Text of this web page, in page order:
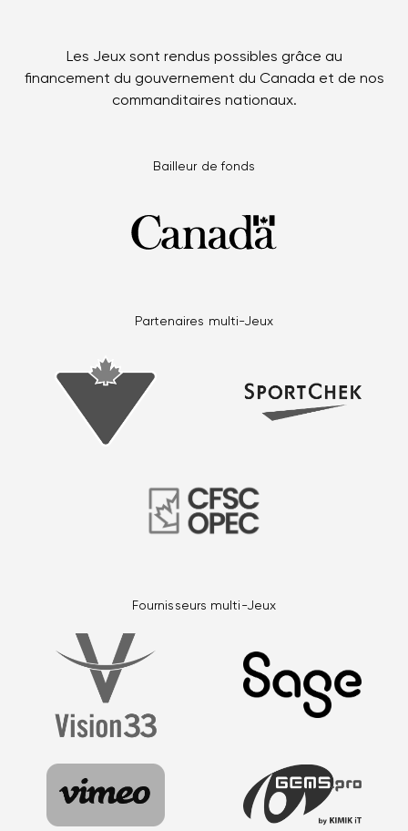
Les Jeux sont rendus possibles grâce au
financement du gouvernement du Canada et de nos
commanditaires nationaux.
Bailleur de fonds
Partenaires multi-Jeux
Fournisseurs multi-Jeux